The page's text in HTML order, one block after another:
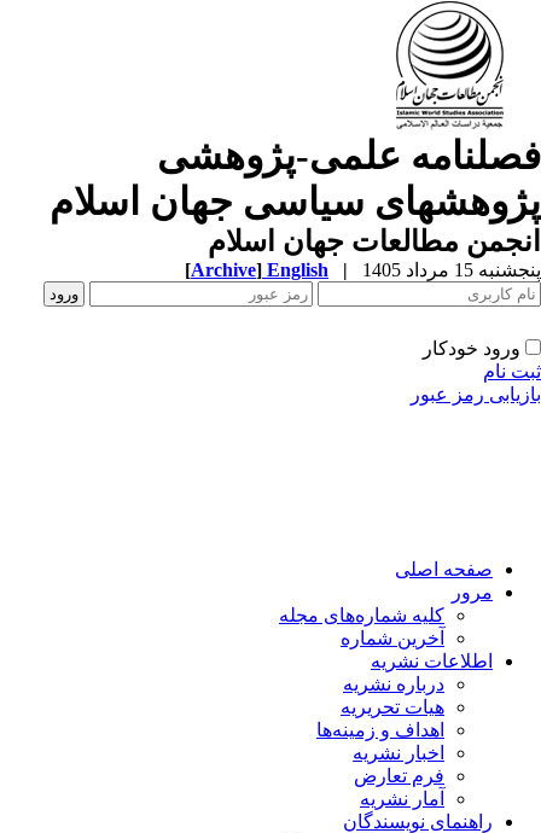
علمی-پژوهشی
سیاسی جهان اسلام
مطالعات جهان اسلام
15 مرداد 1405 |
English
[Archive]
ورود خودکار
نام
رمز عبور
صفحه اصلی
مرور
کلیه شماره‌های مجله
آخرین شماره
اطلاعات نشریه
درباره نشریه
هیات تحریریه
اهداف و زمینه‌ها
اخبار نشریه
فرم تعارض
آمار نشریه
راهنمای نویسندگان